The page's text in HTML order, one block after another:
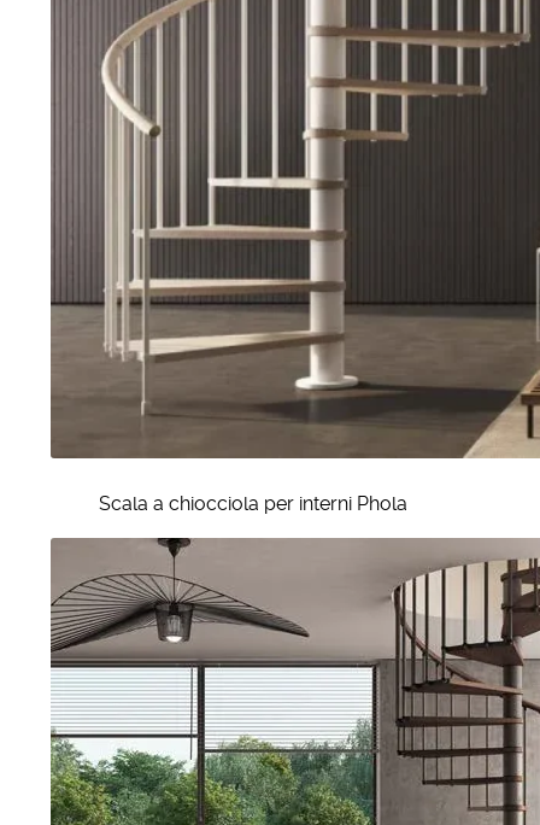
Scala a chiocciola per interni Phola